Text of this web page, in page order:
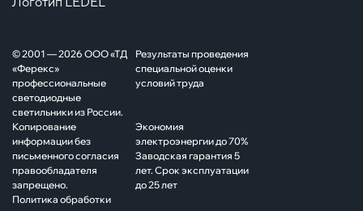
© 2001 — 2026 ООО «ТД
«Ферекс»
профессиональные
светодиодные
светильники из России.
Результаты проведения
специальной оценки
условий труда
Копирование
информации без
письменного согласия
правообладателя
запрещено.
Экономия
электроэнергии до 70%
Заводская гарантия 5
лет. Срок эксплуатации
до 25 лет
Политика обработки